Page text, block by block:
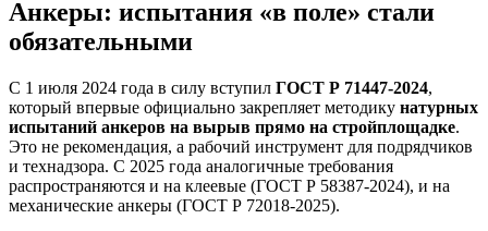
Анкеры: испытания «в поле» стали
обязательными
С 1 июля 2024 года в силу вступил ГОСТ Р 71447-2024,
который впервые официально закрепляет методику натурных
испытаний анкеров на вырыв прямо на стройплощадке.
Это не рекомендация, а рабочий инструмент для подрядчиков
и технадзора. С 2025 года аналогичные требования
распространяются и на клеевые (ГОСТ Р 58387-2024), и на
механические анкеры (ГОСТ Р 72018-2025).